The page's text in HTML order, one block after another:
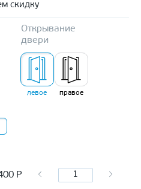
скидку
Открывание
двери
левое правое
Р